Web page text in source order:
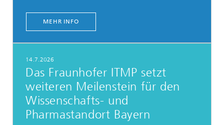
MEHR INFO
14.7.2026
Das Fraunhofer ITMP setzt
weiteren Meilenstein für den
Wissenschafts- und
Pharmastandort Bayern